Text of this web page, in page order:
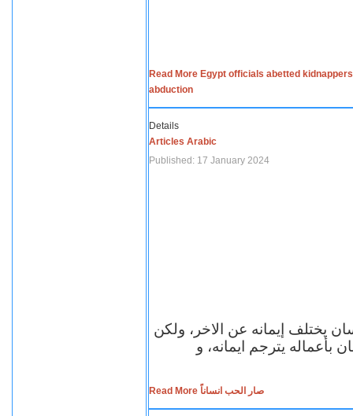
Read More Egypt officials abetted
abduction
Details
Articles Arabic
Published: 17 January 2024
يختلف إيمانه عن الاخر، ولكن
بأعماله يترجم ايمانه، و
Read More صار الحب انساناً